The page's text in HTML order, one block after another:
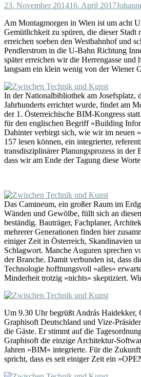
23. November 201416. April 2017
Am Montagmorgen in Wien ist um acht
Gemütlichkeit zu spüren, die dieser Stadt
erreichen soeben den Westbahnhof und
Pendlerstrom in die U-Bahn Richtung
später erreichen wir die Herrengasse und
langsam ein klein wenig von der Wiener
In der Nationalbibliothek am Josefsplatz,
Jahrhunderts errichtet wurde, findet am
der 1. Österreichische BIM-Kongress
für den englischen Begriff »Building
Dahinter verbirgt sich, wie wir im neuen
157 lesen können, ein integrierter,
transdisziplinärer Planungsprozess in
dass wir am Ende der Tagung diese
Das Camineum, ein großer Raum im
Wänden und Gewölbe, füllt sich an
beständig. Bauträger, Fachplaner,
mehrerer Generationen finden hier
einiger Zeit in Österreich, Skandinavien
Schlagwort. Manche Auguren sprechen
der Branche. Damit verbunden ist, dass
Technologie hoffnungsvoll »alles«
Minderheit trotzig »nichts« skeptiziert.
Um 9.30 Uhr begrüßt András Haidekker,
Graphisoft Deutschland und Vize-
die Gäste. Er stimmt auf die
Graphisoft die einzige Architektur-
Jahren »BIM« integrierte. Für die
spricht, dass es seit einiger Zeit ein